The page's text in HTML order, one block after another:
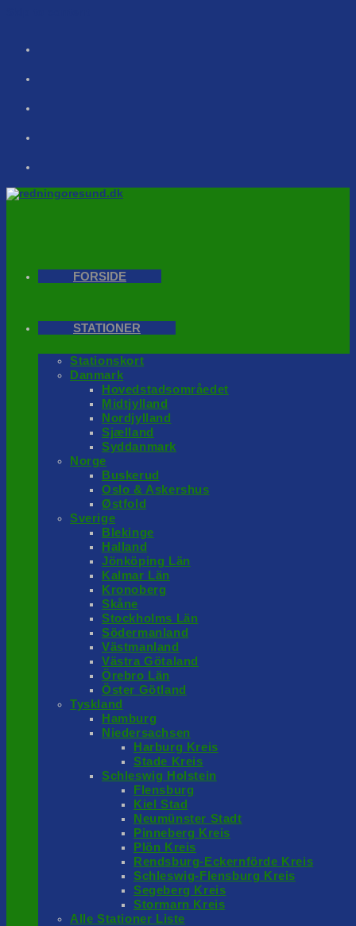
FORSIDE
STATIONER
Stationskort
Danmark
Hovedstadsområedet
Midtjylland
Nordjylland
Sjælland
Syddanmark
Norge
Buskerud
Oslo & Askershus
Østfold
Sverige
Blekinge
Halland
Jönköping Län
Kalmar Län
Kronoberg
Skåne
Stockholms Län
Södermanland
Västmanland
Västra Götaland
Örebro Län
Öster Götland
Tyskland
Hamburg
Niedersachsen
Harburg Kreis
Stade Kreis
Schleswig Holstein
Flensburg
Kiel Stad
Neumünster Stadt
Pinneberg Kreis
Plön Kreis
Rendsburg-Eckernförde Kreis
Schleswig-Flensburg Kreis
Segeberg Kreis
Stormarn Kreis
Alle Stationer Liste